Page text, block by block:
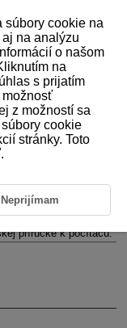
Utility
k počítaču
s fotoaparátom
nastavením
príručke k počítaču.
súbory cookie na
na analýzu
o našom
na
s prijatím
možnosť
z možností sa
cookie
stránky. Toto
Neprijímam